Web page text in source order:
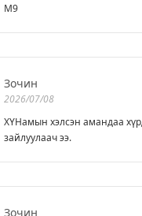
M9
Зочин
2026/07/08
ХҮНамын хэлсэн амандаа
зайлуулаач ээ.
Зочин